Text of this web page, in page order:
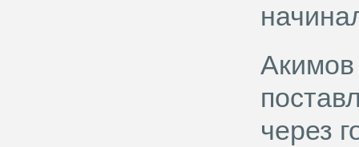
Акимов
через